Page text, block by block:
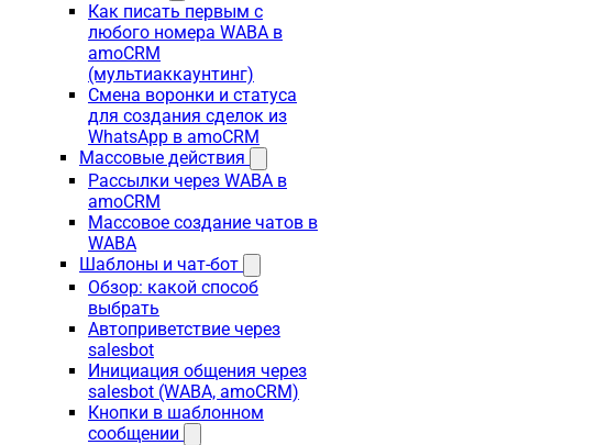
Как писать первым с
любого номера WABA в
amoCRM
(мультиаккаунтинг)
Смена воронки и статуса
для создания сделок из
WhatsApp в amoCRM
Массовые действия
Рассылки через WABA в
amoCRM
Массовое создание чатов в
WABA
Шаблоны и чат-бот
Обзор: какой способ
выбрать
Автоприветствие через
salesbot
Инициация общения через
salesbot (WABA, amoCRM)
Кнопки в шаблонном
сообщении